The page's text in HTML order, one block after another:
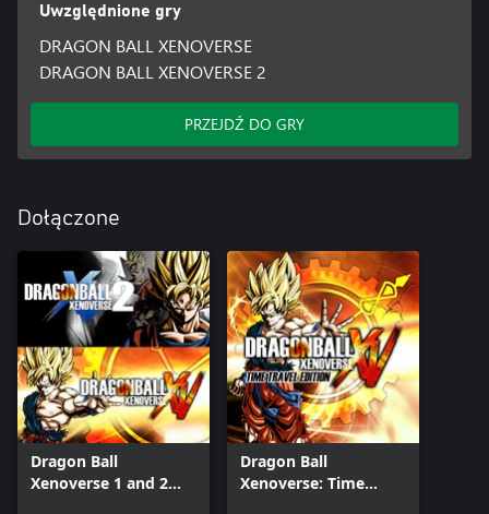
Uwzględnione gry
DRAGON BALL XENOVERSE
DRAGON BALL XENOVERSE 2
PRZEJDŹ DO GRY
Dołączone
Dragon Ball
Xenoverse 1 and 2
Dragon Ball
Xenoverse: Time